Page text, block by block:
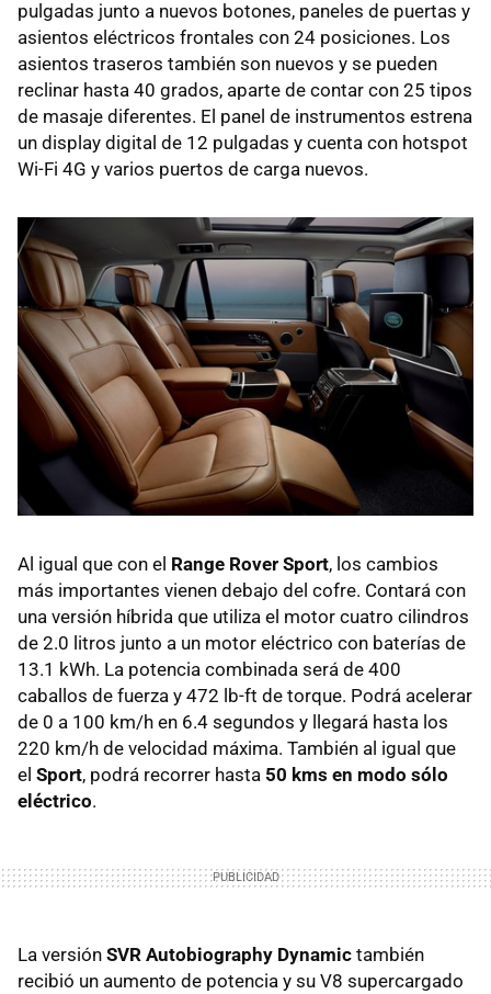
pulgadas junto a nuevos botones, paneles de puertas y
asientos eléctricos frontales con 24 posiciones. Los
asientos traseros también son nuevos y se pueden
reclinar hasta 40 grados, aparte de contar con 25 tipos
de masaje diferentes. El panel de instrumentos estrena
un display digital de 12 pulgadas y cuenta con hotspot
Wi-Fi 4G y varios puertos de carga nuevos.
Al igual que con el Range Rover Sport, los cambios
más importantes vienen debajo del cofre. Contará con
una versión híbrida que utiliza el motor cuatro cilindros
de 2.0 litros junto a un motor eléctrico con baterías de
13.1 kWh. La potencia combinada será de 400
caballos de fuerza y 472 lb-ft de torque. Podrá acelerar
de 0 a 100 km/h en 6.4 segundos y llegará hasta los
220 km/h de velocidad máxima. También al igual que
el Sport, podrá recorrer hasta 50 kms en modo sólo
eléctrico.
La versión SVR Autobiography Dynamic también
recibió un aumento de potencia y su V8 supercargado